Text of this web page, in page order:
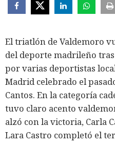
El triatlón de Valdemoro
del deporte madrileño
por varias deportistas
Madrid celebrado el
Cantos. En la categoría
tuvo claro acento
alzó con la victoria, Carla
Lara Castro completó el